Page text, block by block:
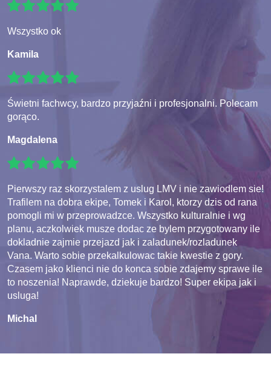
Wszystko ok
Kamila
Świetni fachwcy, bardzo przyjaźni i profesjonalni. Polecam
gorąco.
Magdalena
Pierwszy raz skorzystalem z uslug LMV i nie zawiodlem sie!
Trafilem na dobra ekipe, Tomek i Karol, ktorzy dzis od rana
pomogli mi w przeprowadzce. Wszystko kulturalnie i wg
planu, aczkolwiek musze dodac ze bylem przygotowany ile
dokladnie zajmie przejazd jak i zaladunek/rozladunek
Vana. Warto sobie przekalkulowac takie kwestie z gory.
Czasem jako klienci nie do konca sobie zdajemy sprawe ile
to noszenia! Naprawde, dziekuje bardzo! Super ekipa jak i
usluga!
Michal